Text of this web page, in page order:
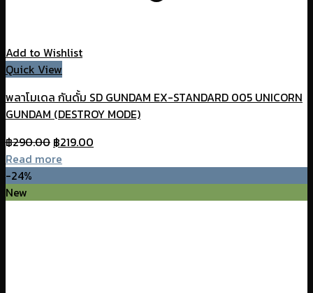
Add to Wishlist
Quick View
พลาโมเดล กันดั้ม SD GUNDAM EX-STANDARD 005 UNICORN
GUNDAM (DESTROY MODE)
฿290.00 Original
price
฿219.00
Read more
-24%
New